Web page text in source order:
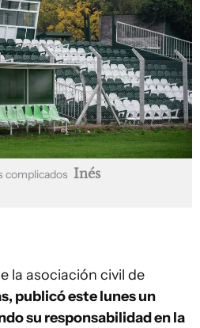
complicados Inés
la asociación civil de
publicó este lunes un
su responsabilidad en la